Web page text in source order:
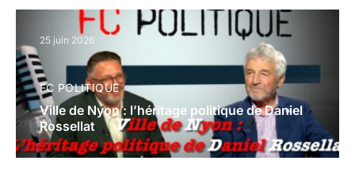
25 juin 2026
FC POLITIQUE
Ville de Nyon : l’héritage politique de Daniel
Rossellat